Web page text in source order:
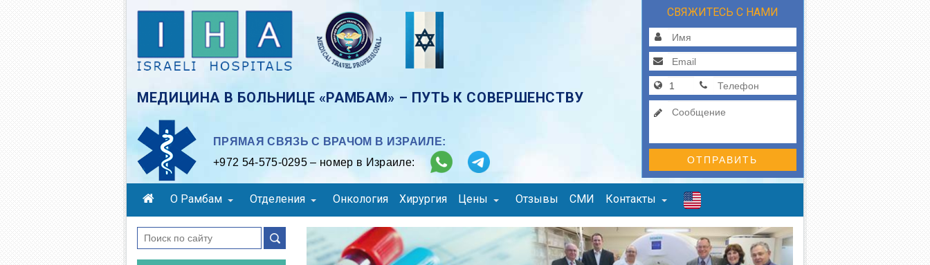
content
МЕДИЦИНА В БОЛЬНИЦЕ «РАМБАМ» – ПУТЬ К СОВЕРШЕНСТВУ
ПРЯМАЯ СВЯЗЬ С ВРАЧОМ В ИЗРАИЛЕ:
+972 54-575-0295 – номер в Израиле:
СВЯЖИТЕСЬ С НАМИ
ОТПРАВИТЬ
О Рамбам Отделения Онкология Хирургия Цены Отзывы СМИ Контакты
поиск